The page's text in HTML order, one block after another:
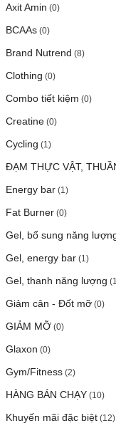
Axit Amin (0)
BCAAs (0)
Brand Nutrend (8)
Clothing (0)
Combo tiết kiệm (0)
Creatine (0)
Cycling (1)
ĐẠM THỰC VẬT,
Energy bar (1)
Fat Burner (0)
Gel, bổ sung năng
Gel, energy bar (1)
Gel, thanh năng lượng
Giảm cân - Đốt mỡ (0)
GIẢM MỠ (0)
Glaxon (0)
Gym/Fitness (2)
HÀNG BÁN CHẠY (10)
Khuyến mãi đặc biệt (12)